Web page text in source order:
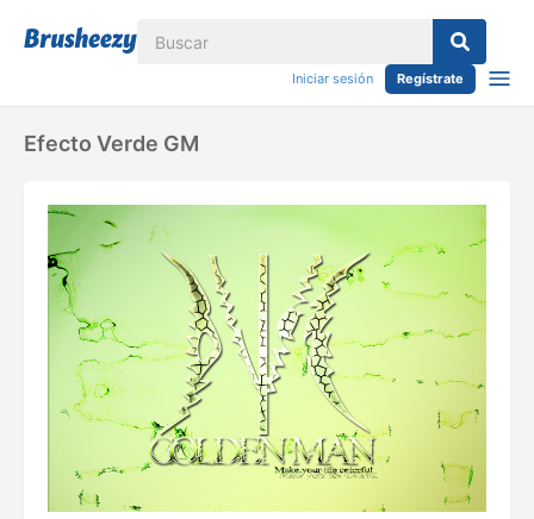
Iniciar sesión Regístrate
Efecto Verde GM